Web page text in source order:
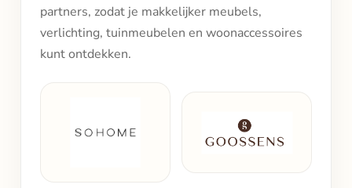
partners, zodat je makkelijker meubels,
verlichting, tuinmeubelen en woonaccessoires
kunt ontdekken.